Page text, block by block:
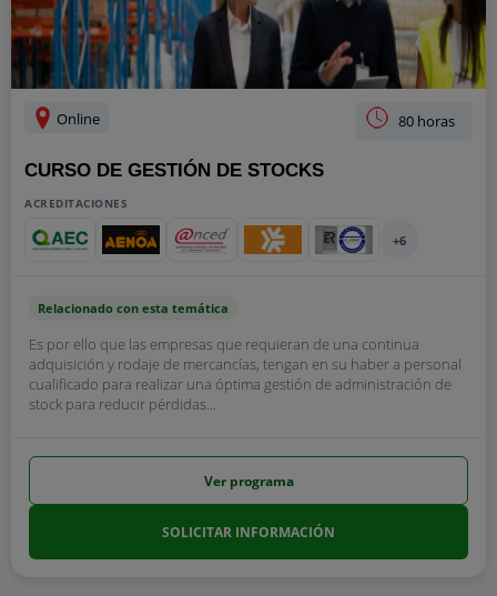
Online 80 horas
CURSO DE GESTIÓN DE STOCKS
ACREDITACIONES
+6
Relacionado con esta temática
Es por ello que las empresas que requieran de una continua
adquisición y rodaje de mercancías, tengan en su haber a personal
cualificado para realizar una óptima gestión de administración de
stock para reducir pérdidas...
Ver programa
SOLICITAR INFORMACIÓN